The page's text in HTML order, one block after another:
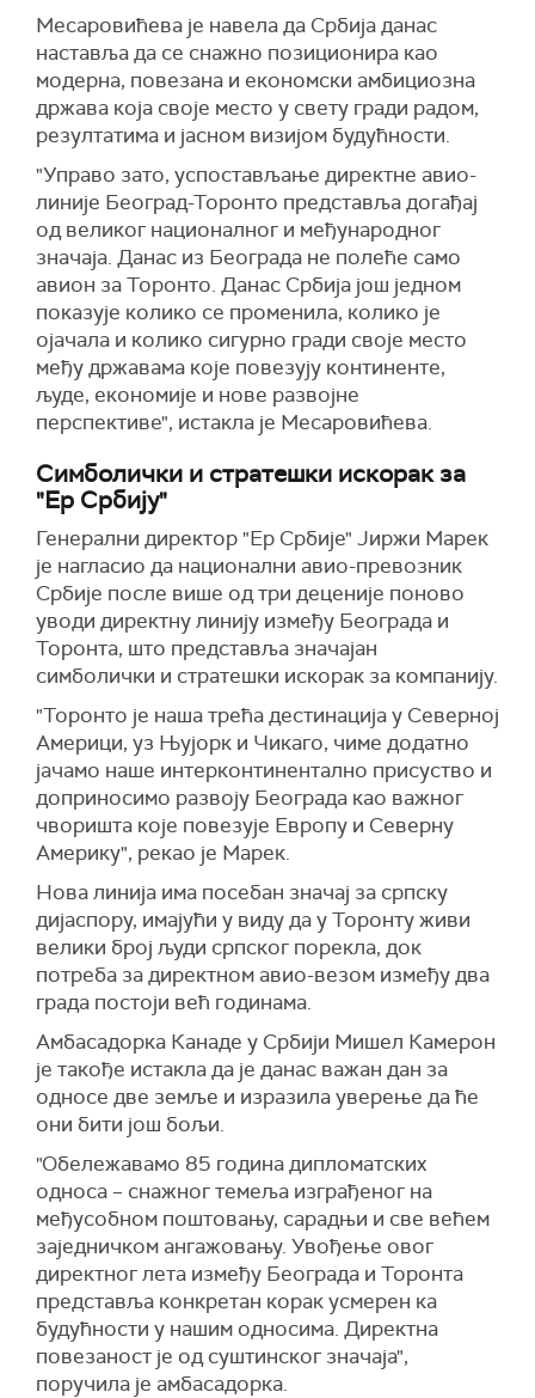
Месаровићева је навела да Србија данас
наставља да се снажно позиционира као
модерна, повезана и економски амбициозна
држава која своје место у свету гради радом,
резултатима и јасном визијом будућности.
"Управо зато, успостављање директне авио-
линије Београд-Торонто представља догађај
од великог националног и међународног
значаја. Данас из Београда не полеће само
авион за Торонто. Данас Србија још једном
показује колико се променила, колико је
ојачала и колико сигурно гради своје место
међу државама које повезују континенте,
људе, економије и нове развојне
перспективе", истакла је Месаровићева.
Симболички и стратешки искорак за
"Ер Србију"
Генерални директор "Ер Србије" Јиржи Марек
је нагласио да национални авио-превозник
Србије после више од три деценије поново
уводи директну линију између Београда и
Торонта, што представља значајан
симболички и стратешки искорак за компанију.
"Торонто је наша трећа дестинација у Северној
Америци, уз Њујорк и Чикаго, чиме додатно
јачамо наше интерконтинентално присуство и
доприносимо развоју Београда као важног
чворишта које повезује Европу и Северну
Америку", рекао је Марек.
Нова линија има посебан значај за српску
дијаспору, имајући у виду да у Торонту живи
велики број људи српског порекла, док
потреба за директном авио-везом између два
града постоји већ годинама.
Амбасадорка Канаде у Србији Мишел Камерон
је такође истакла да је данас важан дан за
односе две земље и изразила уверење да ће
они бити још бољи.
"Обележавамо 85 година дипломатских
односа – снажног темеља изграђеног на
међусобном поштовању, сарадњи и све већем
заједничком ангажовању. Увођење овог
директног лета између Београда и Торонта
представља конкретан корак усмерен ка
будућности у нашим односима. Директна
повезаност је од суштинског значаја",
поручила је амбасадорка.